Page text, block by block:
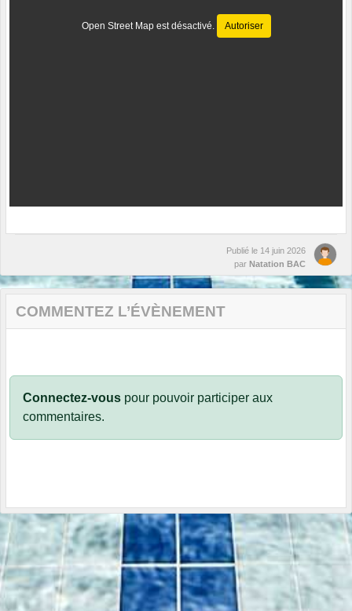
Open Street Map est désactivé. Autoriser
Publié le 14 juin 2026
par Natation BAC
COMMENTEZ L’ÉVÈNEMENT
Connectez-vous pour pouvoir participer aux
commentaires.